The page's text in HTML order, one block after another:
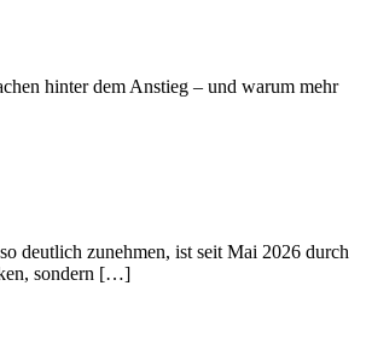
hinter dem Anstieg – und warum mehr
deutlich zunehmen, ist seit Mai 2026 durch
sondern […]